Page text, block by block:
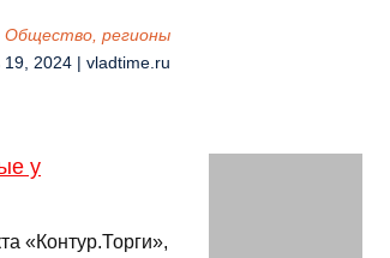
Общество, регионы
2024 | vladtime.ru
у
«Контур.Торги»,